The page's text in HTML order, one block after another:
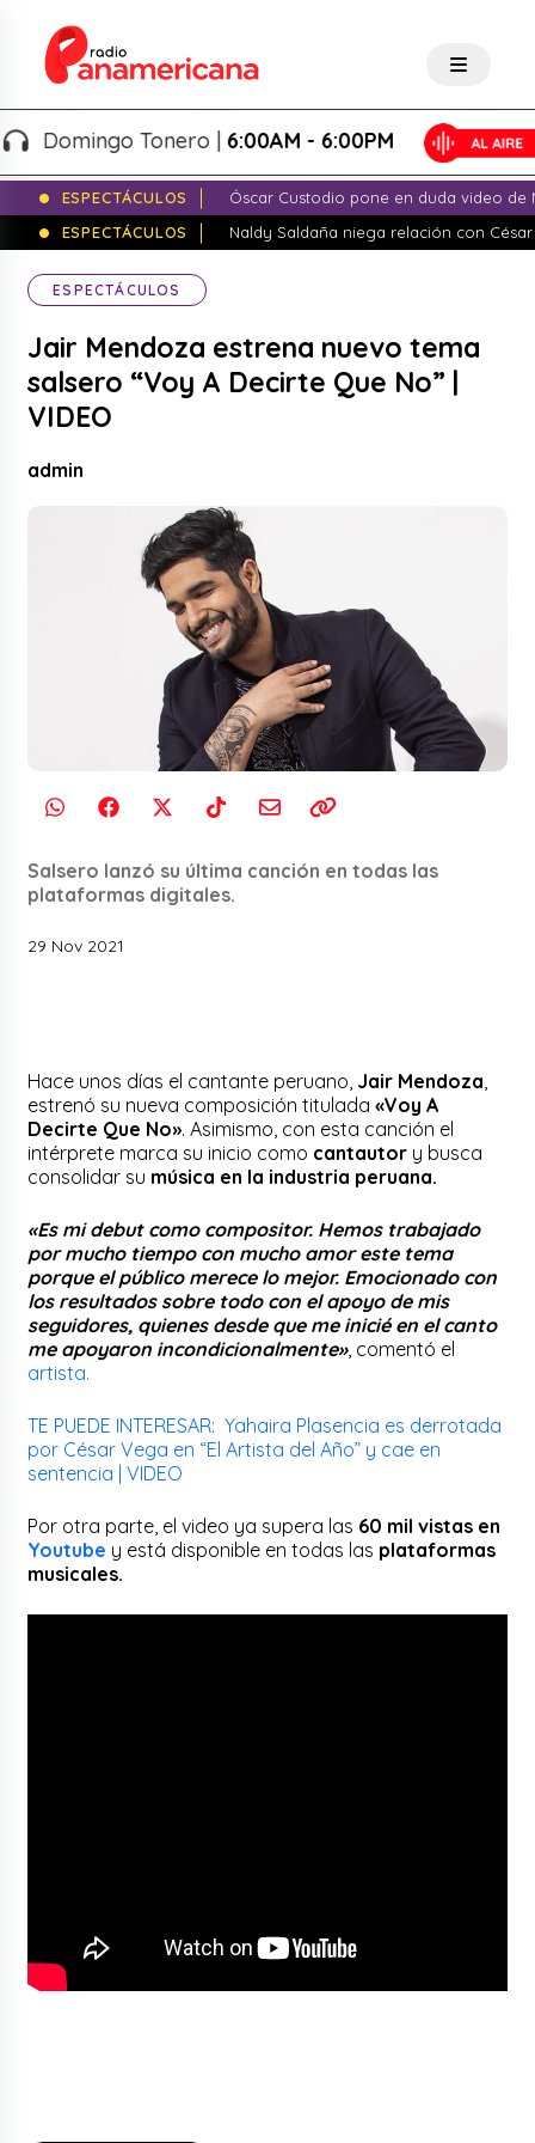
Domingo Tonero |6:00AM - 6:00PM
ESPECTÁCULOS
Óscar Custodio pone en duda video de
ESPECTÁCULOS
Naldy Saldaña niega relación con
ESPECTÁCULOS
Jair Mendoza estrena nuevo tema
salsero “Voy A Decirte Que No” |
VIDEO
admin
Salsero lanzó su última canción en todas las
plataformas digitales.
29 Nov 2021
Hace unos días el cantante peruano, Jair Mendoza
estrenó su nueva composición titulada«Voy A
Decirte Que No». Asimismo, con esta canción el
intérprete marca su inicio como cantautor y busca
consolidar su música en la industria peruana.
«Es mi debut como compositor. Hemos trabajado
por mucho tiempo con mucho amor este tema
porque el público merece lo mejor. Emocionado con
los resultados sobre todo con el apoyo de mis
seguidores, quienes desde que me inicié en el canto
me apoyaron incondicionalmente», comentó el
artista.
TE PUEDE INTERESAR: Yahaira Plasencia es derrotada
por César Vega en “El Artista del Año” y cae en
sentencia | VIDEO
Por otra parte, el video ya supera las 60 mil vistas en
Youtube y está disponible en todas las plataformas
musicales.